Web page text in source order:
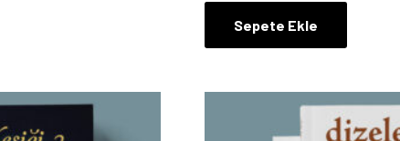
Sepete Ekle